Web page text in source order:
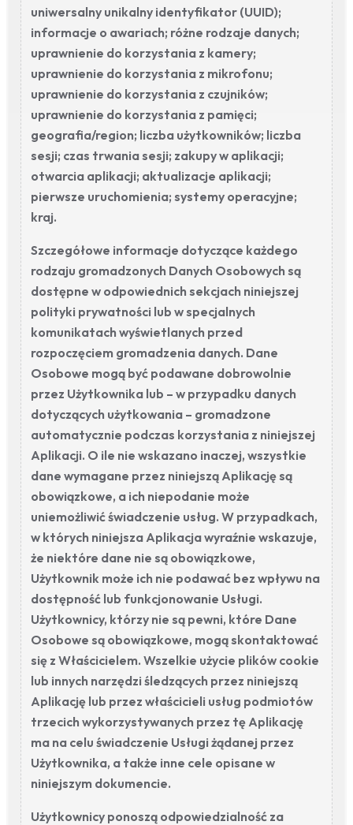
uniwersalny unikalny identyfikator (UUID);
informacje o awariach; różne rodzaje danych;
uprawnienie do korzystania z kamery;
uprawnienie do korzystania z mikrofonu;
uprawnienie do korzystania z czujników;
uprawnienie do korzystania z pamięci;
geografia/region; liczba użytkowników; liczba
sesji; czas trwania sesji; zakupy w aplikacji;
otwarcia aplikacji; aktualizacje aplikacji;
pierwsze uruchomienia; systemy operacyjne;
kraj.
Szczegółowe informacje dotyczące każdego
rodzaju gromadzonych Danych Osobowych są
dostępne w odpowiednich sekcjach niniejszej
polityki prywatności lub w specjalnych
komunikatach wyświetlanych przed
rozpoczęciem gromadzenia danych. Dane
Osobowe mogą być podawane dobrowolnie
przez Użytkownika lub – w przypadku danych
dotyczących użytkowania – gromadzone
automatycznie podczas korzystania z niniejszej
Aplikacji. O ile nie wskazano inaczej, wszystkie
dane wymagane przez niniejszą Aplikację są
obowiązkowe, a ich niepodanie może
uniemożliwić świadczenie usług. W przypadkach,
w których niniejsza Aplikacja wyraźnie wskazuje,
że niektóre dane nie są obowiązkowe,
Użytkownik może ich nie podawać bez wpływu na
dostępność lub funkcjonowanie Usługi.
Użytkownicy, którzy nie są pewni, które Dane
Osobowe są obowiązkowe, mogą skontaktować
się z Właścicielem. Wszelkie użycie plików cookie
lub innych narzędzi śledzących przez niniejszą
Aplikację lub przez właścicieli usług podmiotów
trzecich wykorzystywanych przez tę Aplikację
ma na celu świadczenie Usługi żądanej przez
Użytkownika, a także inne cele opisane w
niniejszym dokumencie.
Użytkownicy ponoszą odpowiedzialność za